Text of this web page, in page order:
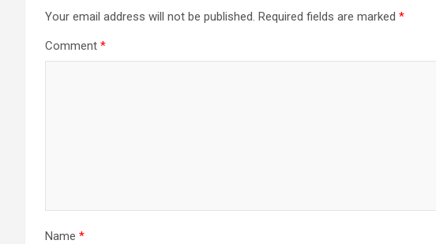
Your email address will not be published. Required fields are marked *
Comment *
Name *